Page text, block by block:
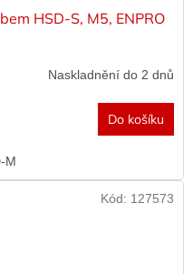
HSD-S, M5, ENPRO
Naskladnění do 2 dnů
Do košíku
M
Kód: 127573